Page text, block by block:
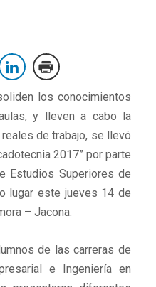
los conocimientos
y lleven a cabo la
de trabajo, se llevó
2017” por parte
Estudios Superiores de
lugar este jueves 14 de
– Jacona.
de las carreras de
e Ingeniería en